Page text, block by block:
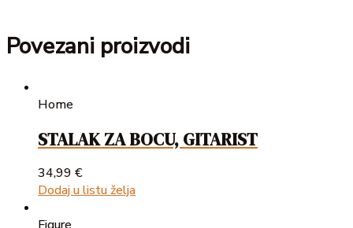
Povezani proizvodi
Home
STALAK ZA BOCU, GITARIST
34,99 €
Dodaj u listu želja